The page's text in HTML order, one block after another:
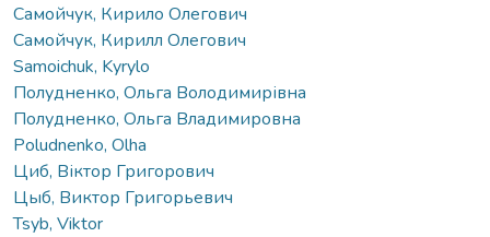
Самойчук, Кирило Олегович
Самойчук, Кирилл Олегович
Samoichuk, Kyrylo
Полудненко, Ольга Володимирівна
Полудненко, Ольга Владимировна
Poludnenko, Olha
Циб, Віктор Григорович
Цыб, Виктор Григорьевич
Tsyb, Viktor